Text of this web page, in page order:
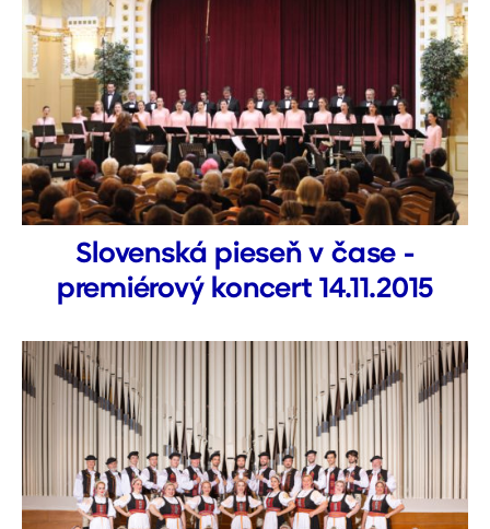
Slovenská pieseň v čase -
premiérový koncert 14.11.2015